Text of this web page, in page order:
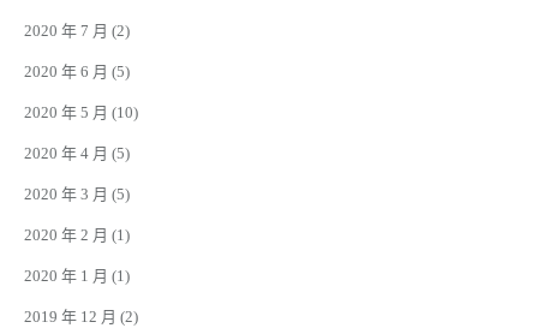
2020 年 7 月 (2)
2020 年 6 月 (5)
2020 年 5 月 (10)
2020 年 4 月 (5)
2020 年 3 月 (5)
2020 年 2 月 (1)
2020 年 1 月 (1)
2019 年 12 月 (2)